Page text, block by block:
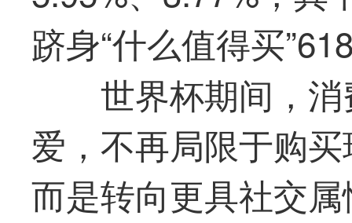
跻身“什么值得买
世界杯期间，
爱，不再局限于购
而是转向更具社交